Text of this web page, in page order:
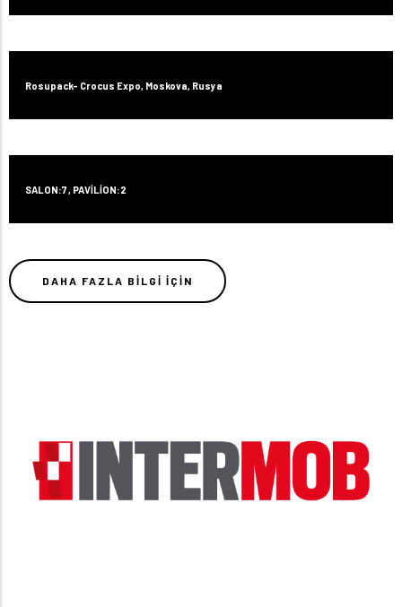
Rosupack- Crocus Expo, Moskova, Rusya
SALON:7 , PAVİLİON:2
DAHA FAZLA BILGI IÇIN